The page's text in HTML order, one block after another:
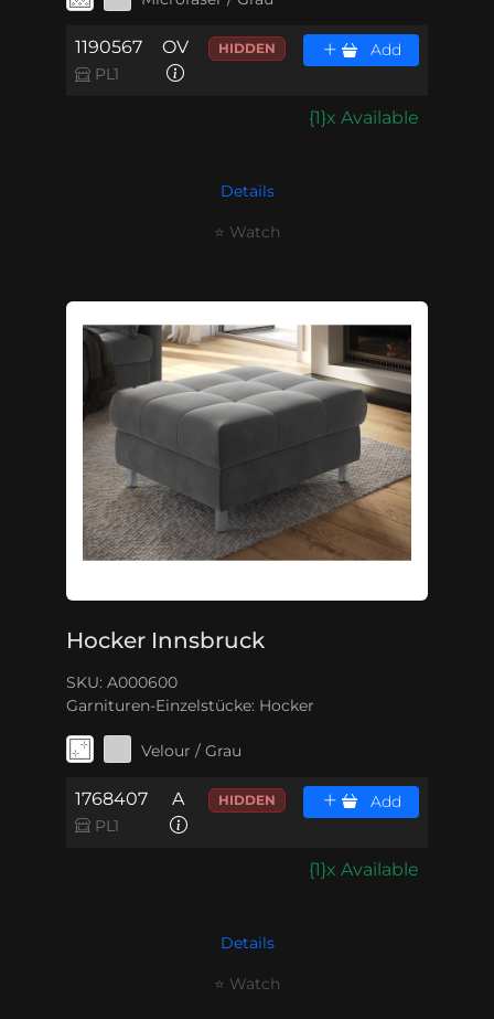
1190567
PL1
OV HIDDEN Add
{1}x Available
Details
⭐ Watch
Hocker Innsbruck
SKU: A000600
Garnituren-Einzelstücke: Hocker
Velour / Grau
1768407
PL1
A HIDDEN Add
{1}x Available
Details
⭐ Watch